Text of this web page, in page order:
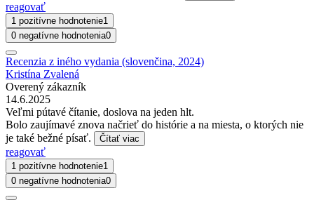
reagovať
1 pozitívne hodnotenie1
0 negatívne hodnotenia0
Recenzia z iného vydania (slovenčina, 2024)
Kristína Zvalená
Overený zákazník
14.6.2025
Veľmi pútavé čítanie, doslova na jeden hlt.
Bolo zaujímavé znova načrieť do histórie a na miesta, o ktorých nie
je také bežné písať.
Čítať viac
reagovať
1 pozitívne hodnotenie1
0 negatívne hodnotenia0